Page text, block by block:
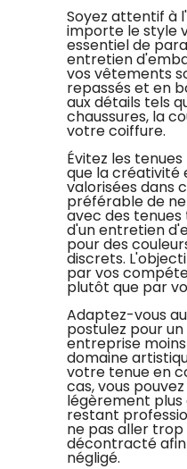
Soyez attentif à
importe le style
essentiel de
entretien
vos vêtements
repassés et en
aux détails tels
chaussures, la
votre coiffure.
Évitez les
que la créativité
valorisées dans
préférable de
avec des
d'un entretien
pour des
discrets.
par vos
plutôt que par
Adaptez-vous
postulez pour
entreprise
domaine
votre tenue en
cas, vous
légèrement
restant
ne pas aller
décontracté
négligé.